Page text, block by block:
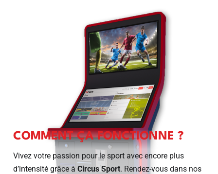
COMMENT ÇA FONCTIONNE ?
Vivez votre passion pour le sport avec encore plus
d’intensité grâce à Circus Sport. Rendez-vous dans nos